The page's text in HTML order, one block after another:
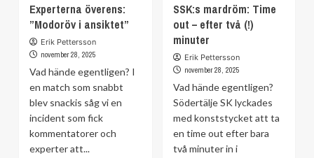
Brynäs
backkris
–
saknas
Vill
ha
är
hos
Örebro”
Experterna överens:
”Modoröv i ansiktet”
Erik Pettersson
november 28, 2025
Vad hände egentligen? I
en match som snabbt
blev snackis såg vi en
incident som fick
kommentatorer och
experter att...
SSK:s mardröm: Time
out – efter två (!)
minuter
Erik Pettersson
november 28, 2025
Vad hände egentligen?
Södertälje SK lyckades
med konststycket att ta
en time out efter bara
två minuter in i